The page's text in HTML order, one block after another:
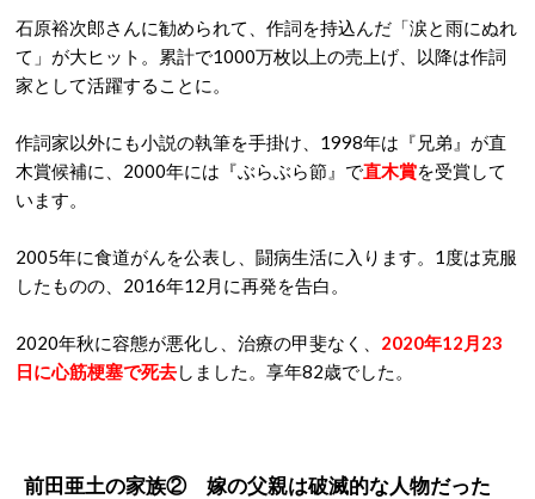
石原裕次郎さんに勧められて、作詞を持込んだ「涙と雨にぬれ
て」が大ヒット。累計で1000万枚以上の売上げ、以降は作詞
家として活躍することに。
作詞家以外にも小説の執筆を手掛け、1998年は『兄弟』が直
木賞候補に、2000年には『ぶらぶら節』で直木賞を受賞して
います。
2005年に食道がんを公表し、闘病生活に入ります。1度は克服
したものの、2016年12月に再発を告白。
2020年秋に容態が悪化し、治療の甲斐なく、 2020年12月23
日に心筋梗塞で死去しました。享年82歳でした。
前田亜土の家族② 嫁の父親は破滅的な人物だった